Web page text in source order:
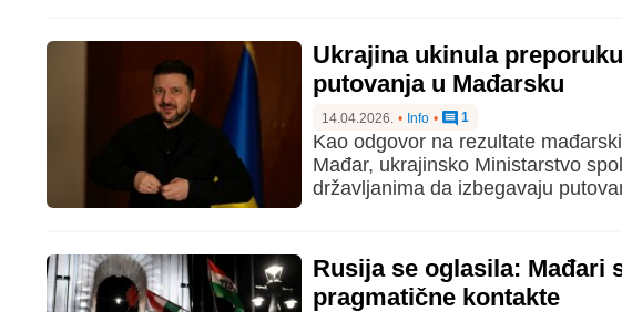
Ukrajina ukinula
putovanja u Mađarsku
14.04.2026. • Info • 1
Kao odgovor na rezultate
Mađar, ukrajinsko Ministarstvo
državljanima da izbegavaju
Rusija se oglasila: Mađari
pragmatične kontakte